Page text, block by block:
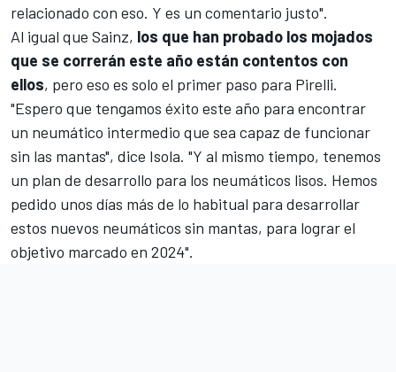
relacionado con eso. Y es un comentario justo".
Al igual que Sainz, los que han probado los mojados
que se correrán este año están contentos con
ellos, pero eso es solo el primer paso para Pirelli.
"Espero que tengamos éxito este año para encontrar
un neumático intermedio que sea capaz de funcionar
sin las mantas", dice Isola. "Y al mismo tiempo, tenemos
un plan de desarrollo para los neumáticos lisos. Hemos
pedido unos días más de lo habitual para desarrollar
estos nuevos neumáticos sin mantas, para lograr el
objetivo marcado en 2024".